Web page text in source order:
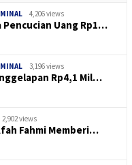
4,206 views
Pencucian Uang Rp1…
3,196 views
Rp4,1 Mil…
2,902 views
Fahmi Memberi…